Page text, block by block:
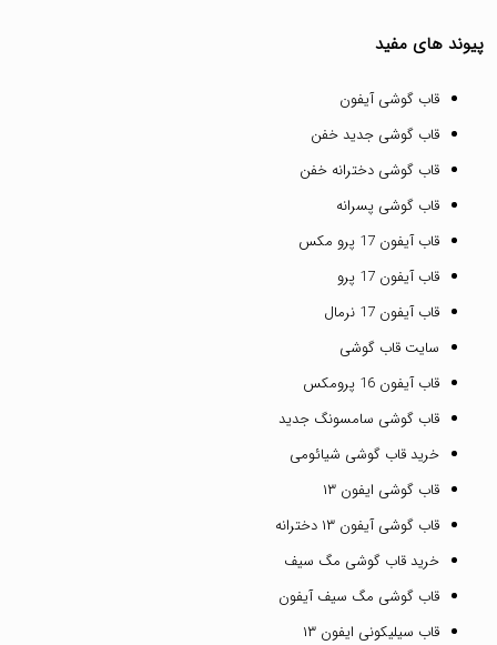
پیوند های مفید
قاب گوشی آیفون
قاب گوشی جدید خفن
قاب گوشی دخترانه خفن
قاب گوشی پسرانه
قاب آیفون 17 پرو مکس
قاب آیفون 17 پرو
قاب آیفون 17 نرمال
سایت قاب گوشی
قاب آیفون 16 پرومکس
قاب گوشی سامسونگ جدید
خرید قاب گوشی شیائومی
قاب گوشی ایفون ۱۳
قاب گوشی آیفون ۱۳ دخترانه
خرید قاب گوشی مگ سیف
قاب گوشی مگ سیف آیفون
قاب سیلیکونی ایفون ۱۳